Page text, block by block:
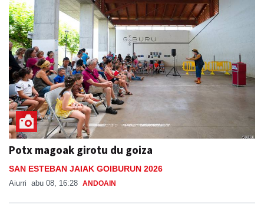
Potx magoak girotu du goiza
SAN ESTEBAN JAIAK GOIBURUN 2026
Aiurri abu 08, 16:28 ANDOAIN